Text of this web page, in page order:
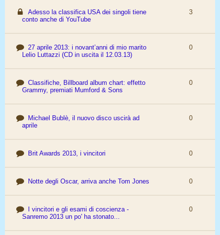
Adesso la classifica USA dei singoli tiene
conto anche di YouTube
3
27 aprile 2013: i novant’anni di mio marito
Lelio Luttazzi (CD in uscita il 12.03.13)
0
Classifiche, Billboard album chart: effetto
Grammy, premiati Mumford & Sons
0
Michael Bublè, il nuovo disco uscirà ad
aprile
0
Brit Awards 2013, i vincitori 0
Notte degli Oscar, arriva anche Tom Jones 0
I vincitori e gli esami di coscienza -
Sanremo 2013 un po' ha stonato...
0